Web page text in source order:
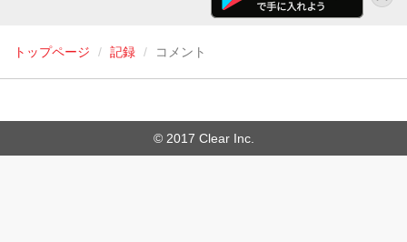
トップページ 記録 コメント
© 2017 Clear Inc.